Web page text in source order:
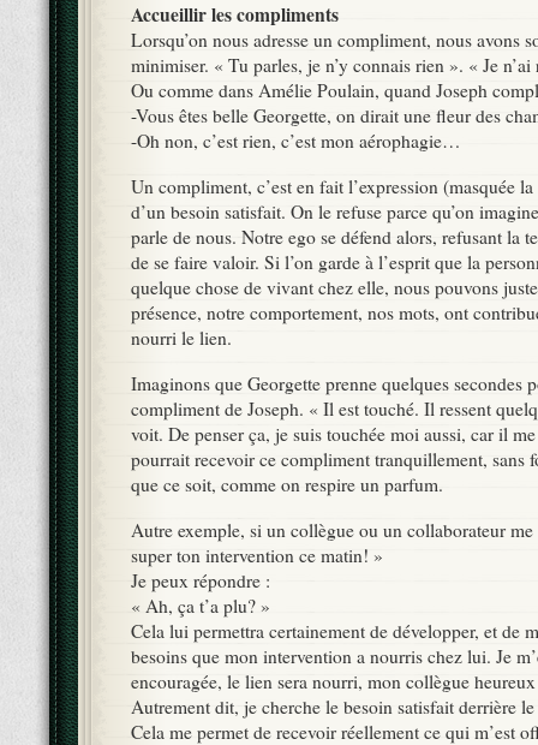
Accueillir les compliments
Lorsqu’on nous adresse un compliment, nous avons
minimiser. « Tu parles, je n’y connais rien ». « Je
Ou comme dans Amélie Poulain, quand Joseph
-Vous êtes belle Georgette, on dirait une fleur des
-Oh non, c’est rien, c’est mon aérophagie…
Un compliment, c’est en fait l’expression (masquée
d’un besoin satisfait. On le refuse parce qu’on
parle de nous. Notre ego se défend alors, refusant la
de se faire valoir. Si l’on garde à l’esprit que la
quelque chose de vivant chez elle, nous pouvons
présence, notre comportement, nos mots, ont
nourri le lien.
Imaginons que Georgette prenne quelques secondes
compliment de Joseph. « Il est touché. Il ressent
voit. De penser ça, je suis touchée moi aussi, car il
pourrait recevoir ce compliment tranquillement, sans
que ce soit, comme on respire un parfum.
Autre exemple, si un collègue ou un collaborateur
super ton intervention ce matin! »
Je peux répondre :
« Ah, ça t’a plu? »
Cela lui permettra certainement de développer, et de
besoins que mon intervention a nourris chez lui. Je
encouragée, le lien sera nourri, mon collègue
Autrement dit, je cherche le besoin satisfait derrière
Cela me permet de recevoir réellement ce qui m’est